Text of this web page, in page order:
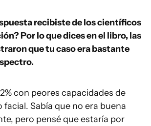
recibiste de los científicos
Por lo que dices en el libro, las
que tu caso era bastante
con peores capacidades de
Sabía que no era buena
pero pensé que estaría por